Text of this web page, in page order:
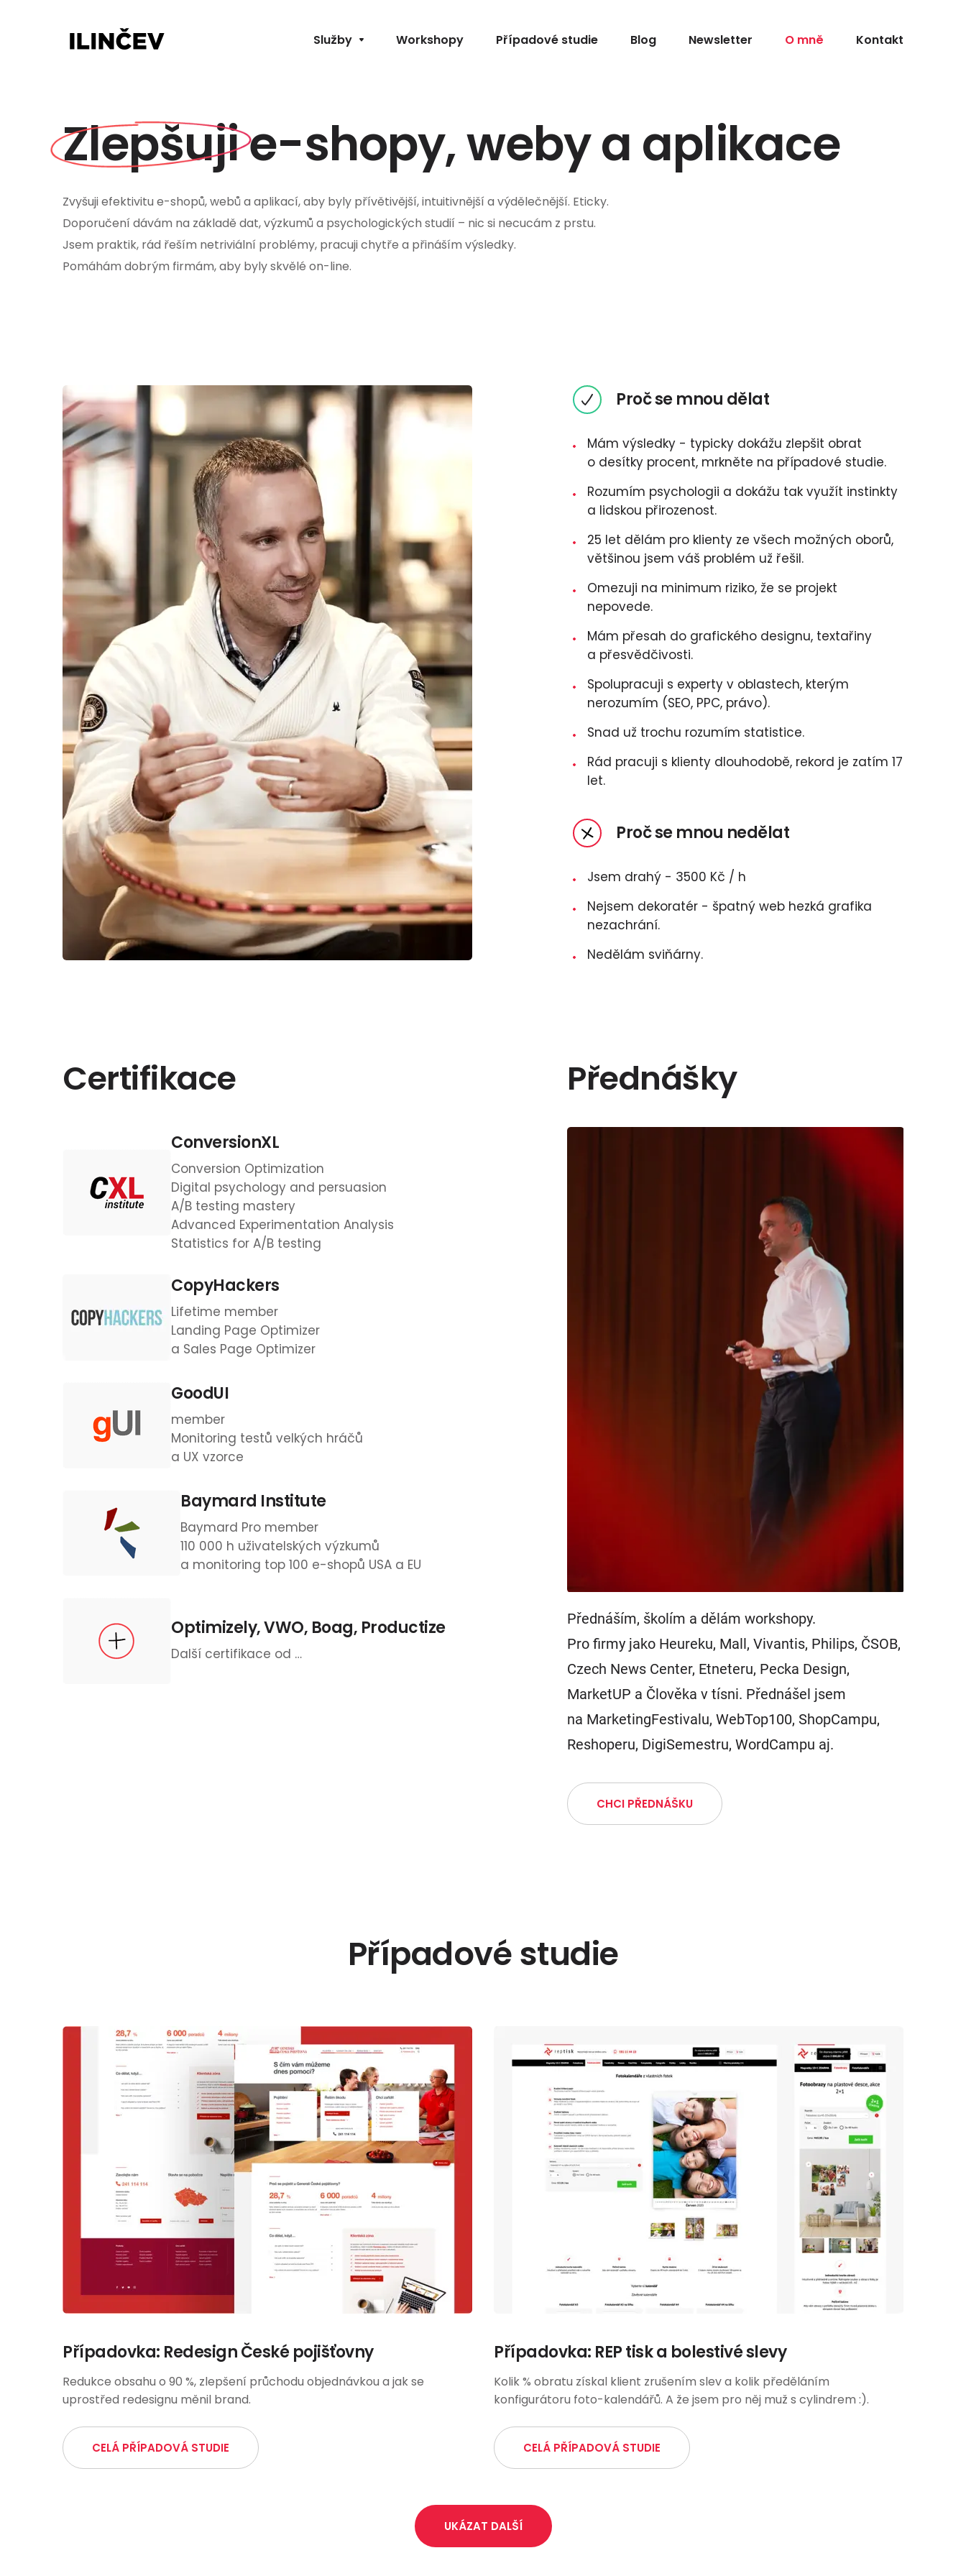
Služby Workshopy Případové studie Blog Newsletter O mně Kontakt
Zlepšujie-shopy, weby a aplikace
Zvyšuji efektivitu e-shopů, webů a aplikací, aby byly přívětivější, intuitivnější a výdělečnější. Eticky.
Doporučení dávám na základě dat, výzkumů a psychologických studií – nic si necucám z prstu.
Jsem praktik, rád řeším netriviální problémy, pracuji chytře a přináším výsledky.
Pomáhám dobrým firmám, aby byly skvělé on-line.
Proč se mnou dělat
Mám výsledky - typicky dokážu zlepšit obrat
o desítky procent, mrkněte na případové studie.
Rozumím psychologii a dokážu tak využít instinkty
a lidskou přirozenost.
25 let dělám pro klienty ze všech možných oborů,
většinou jsem váš problém už řešil.
Omezuji na minimum riziko, že se projekt
nepovede.
Mám přesah do grafického designu, textařiny
a přesvědčivosti.
Spolupracuji s experty v oblastech, kterým
nerozumím (SEO, PPC, právo).
Snad už trochu rozumím statistice.
Rád pracuji s klienty dlouhodobě, rekord je zatím 17
let.
Proč se mnou nedělat
Jsem drahý - 3500 Kč / h
Nejsem dekoratér - špatný web hezká grafika
nezachrání.
Nedělám sviňárny.
Certifikace
ConversionXL
Conversion Optimization
Digital psychology and persuasion
A/B testing mastery
Advanced Experimentation Analysis
Statistics for A/B testing
CopyHackers
Lifetime member
Landing Page Optimizer
a Sales Page Optimizer
GoodUI
member
Monitoring testů velkých hráčů
a UX vzorce
Baymard Institute
Baymard Pro member
110 000 h uživatelských výzkumů
a monitoring top 100 e-shopů USA a EU
Optimizely, VWO, Boag, Productize
Další certifikace od …
Přednášky
Přednáším, školím a dělám workshopy.
Pro firmy jako Heureku, Mall, Vivantis, Philips, ČSOB,
Czech News Center, Etneteru, Pecka Design,
MarketUP a Člověka v tísni. Přednášel jsem
na MarketingFestivalu, WebTop100, ShopCampu,
Reshoperu, DigiSemestru, WordCampu aj.
CHCI PŘEDNÁŠKU
Případové studie
Případovka: Redesign České pojišťovny
Redukce obsahu o 90 %, zlepšení průchodu objednávkou a jak se
uprostřed redesignu měnil brand.
CELÁ PŘÍPADOVÁ STUDIE
Případovka: REP tisk a bolestivé slevy
Kolik % obratu získal klient zrušením slev a kolik předěláním
konfigurátoru foto-kalendářů. A že jsem pro něj muž s cylindrem :).
CELÁ PŘÍPADOVÁ STUDIE
UKÁZAT DALŠÍ